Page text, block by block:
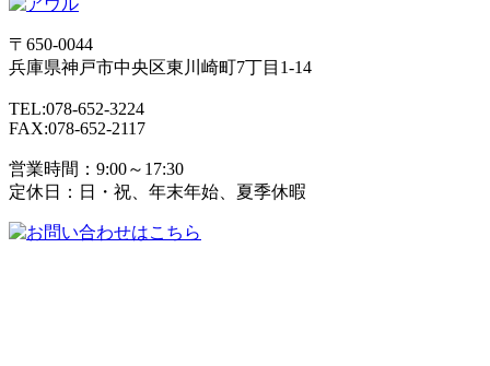
〒650-0044
兵庫県神戸市中央区東川崎町7丁目1-14
TEL:078-652-3224
FAX:078-652-2117
営業時間：9:00～17:30
定休日：日・祝、年末年始、夏季休暇